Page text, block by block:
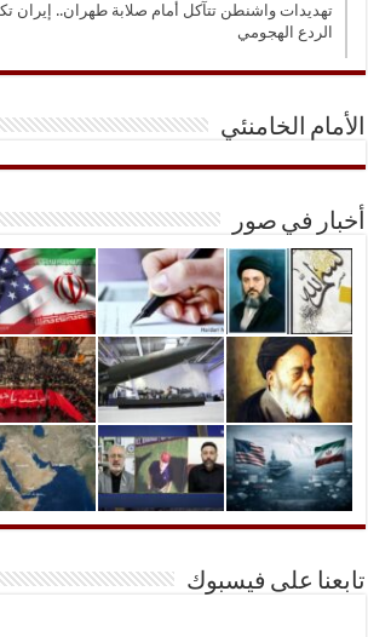
تهديدات واشنطن تتآكل أمام صلابة طهران.. إيران
الردع الهجومي
الأمام الخامنئي
أخبار في صور
تابعنا على فيسبوك